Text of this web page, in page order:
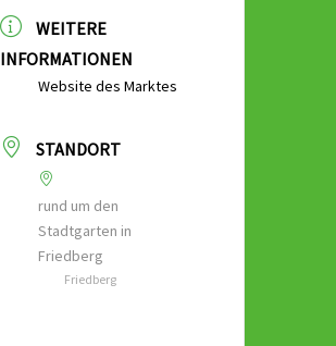
WEITERE
INFORMATIONEN
Website des Marktes
STANDORT
rund um den
Stadtgarten in
Friedberg
Friedberg